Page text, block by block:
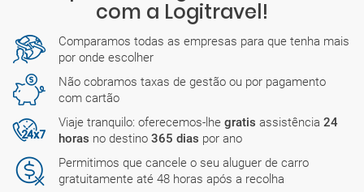
com a Logitravel!
Comparamos todas as empresas para que tenha mais
por onde escolher
Não cobramos taxas de gestão ou por pagamento
com cartão
Viaje tranquilo: oferecemos-lhe gratis assistência 24
horas no destino 365 dias por ano
Permitimos que cancele o seu aluguer de carro
gratuitamente até 48 horas após a recolha